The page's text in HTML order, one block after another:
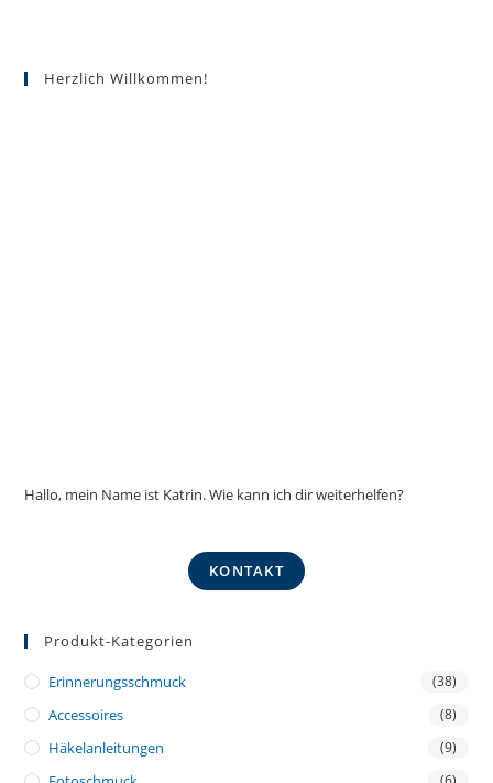
Herzlich Willkommen!
Hallo, mein Name ist Katrin. Wie kann ich dir weiterhelfen?
KONTAKT
Produkt-Kategorien
Erinnerungsschmuck (38)
Accessoires (8)
Häkelanleitungen (9)